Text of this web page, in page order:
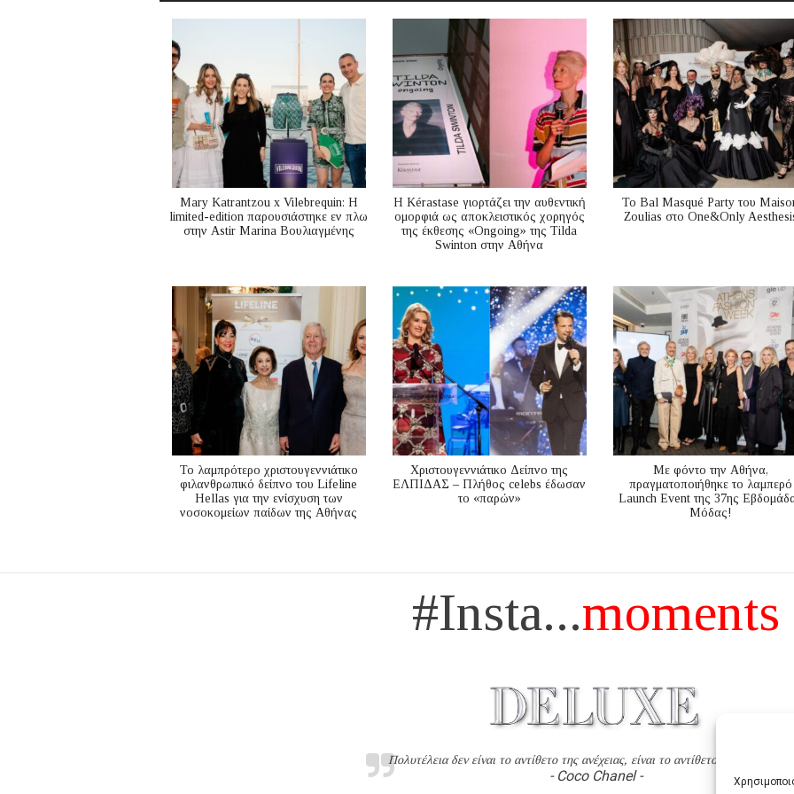
Mary Katrantzou x Vilebrequin: Η
limited-edition παρουσιάστηκε εν πλω
στην Astir Marina Βουλιαγμένης
Η Kérastase γιορτάζει την αυθεντική
ομορφιά ως αποκλειστικός χορηγός
της έκθεσης «Ongoing» της Tilda
Swinton στην Αθήνα
Το Bal Masqué Party του
Zoulias στο One&Only
Το λαμπρότερο χριστουγεννιάτικο
φιλανθρωπικό δείπνο του Lifeline
Hellas για την ενίσχυση των
νοσοκομείων παίδων της Αθήνας
Χριστουγεννιάτικο Δείπνο της
ΕΛΠΙΔΑΣ – Πλήθος celebs έδωσαν
το «παρών»
Με φόντο την Αθήνα,
πραγματοποιήθηκε το λαμπερό
Launch Event της 37ης
Μόδας!
#Insta...moments
Πολυτέλεια δεν είναι το αντίθετο της ανέχειας, είναι το αντίθετο της
- Coco Chanel -